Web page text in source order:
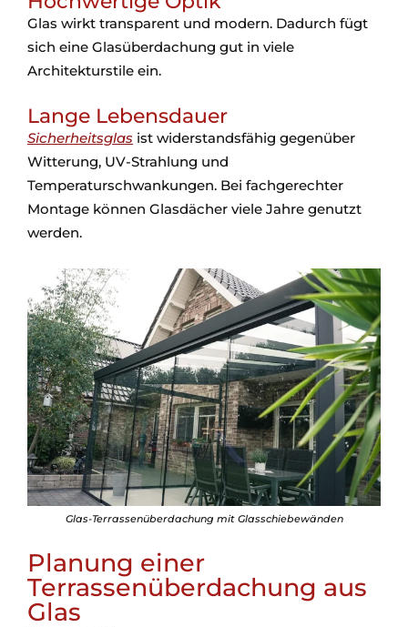
Glas wirkt transparent und modern. Dadurch fügt
sich eine Glasüberdachung gut in viele
Architekturstile ein.
Lange Lebensdauer
Sicherheitsglas ist widerstandsfähig gegenüber
Witterung, UV-Strahlung und
Temperaturschwankungen. Bei fachgerechter
Montage können Glasdächer viele Jahre genutzt
werden.
Glas-Terrassenüberdachung mit Glasschiebewänden
Planung einer
Terrassenüberdachung aus
Glas